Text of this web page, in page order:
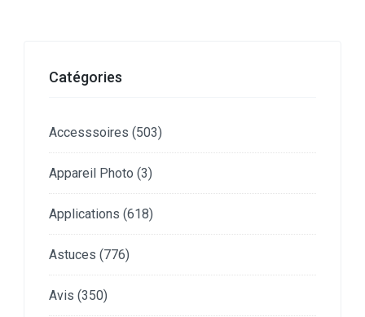
Catégories
Accesssoires (503)
Appareil Photo (3)
Applications (618)
Astuces (776)
Avis (350)